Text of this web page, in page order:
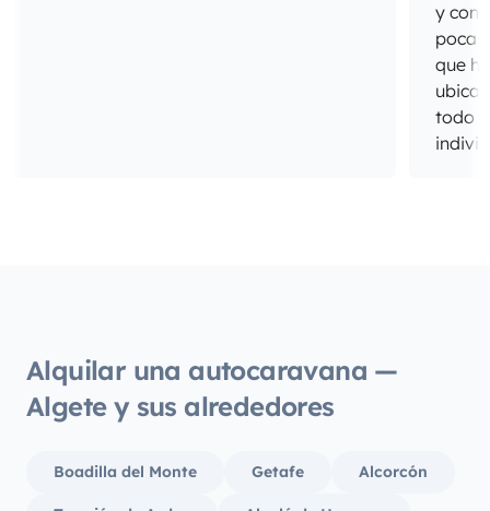
y
que
todo
Alquilar una autocaravana —
Algete y sus alrededores
Boadilla del Monte Getafe Alcorcón